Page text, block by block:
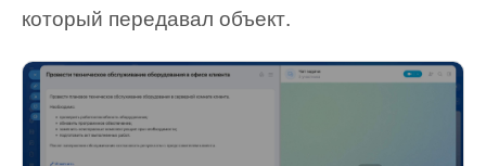
который передавал объект.